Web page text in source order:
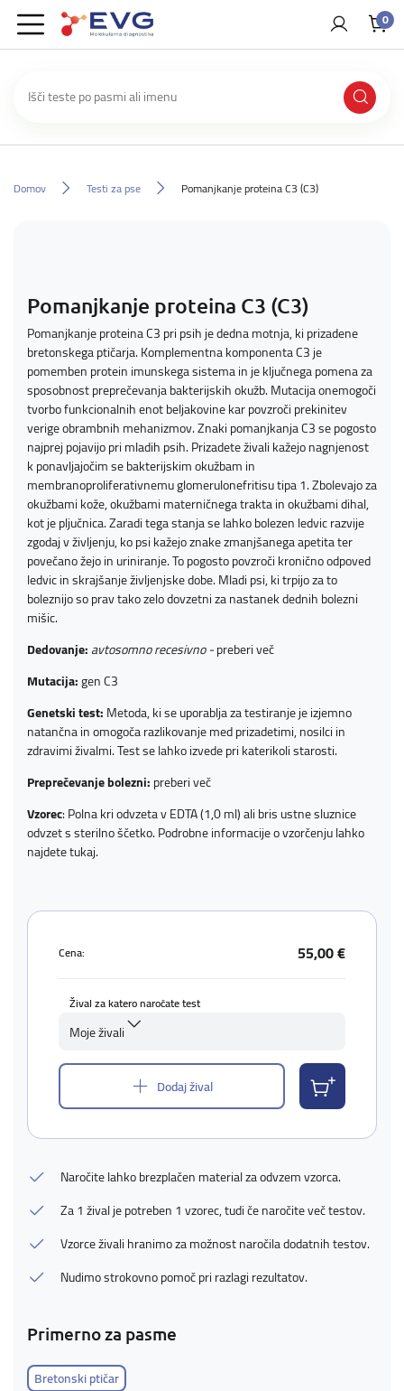
0
Domov Testi za pse Pomanjkanje proteina C3 (C3)
Pomanjkanje proteina C3 (C3)
Pomanjkanje proteina C3 pri psih je dedna motnja, ki prizadene
bretonskega ptičarja. Komplementna komponenta C3 je
pomemben protein imunskega sistema in je ključnega pomena za
sposobnost preprečevanja bakterijskih okužb. Mutacija onemogoči
tvorbo funkcionalnih enot beljakovine kar povzroči prekinitev
verige obrambnih mehanizmov. Znaki pomanjkanja C3 se pogosto
najprej pojavijo pri mladih psih. Prizadete živali kažejo nagnjenost
k ponavljajočim se bakterijskim okužbam in
membranoproliferativnemu glomerulonefritisu tipa 1. Zbolevajo za
okužbami kože, okužbami materničnega trakta in okužbami dihal,
kot je pljučnica. Zaradi tega stanja se lahko bolezen ledvic razvije
zgodaj v življenju, ko psi kažejo znake zmanjšanega apetita ter
povečano žejo in uriniranje. To pogosto povzroči kronično odpoved
ledvic in skrajšanje življenjske dobe. Mladi psi, ki trpijo za to
boleznijo so prav tako zelo dovzetni za nastanek dednih bolezni
mišic.
Dedovanje:avtosomno recesivno -preberi več
Mutacija:gen C3
Genetski test:Metoda, ki se uporablja za testiranje je izjemno
natančna in omogoča razlikovanje med prizadetimi, nosilci in
zdravimi živalmi. Test se lahko izvede pri katerikoli starosti.
Preprečevanje bolezni:preberi več
Vzorec: Polna kri odvzeta v EDTA (1,0 ml) ali bris ustne sluznice
odvzet s sterilno ščetko. Podrobne informacije o vzorčenju lahko
najdetetukaj.
Cena: 55,00 €
Žival za katero naročate test
Moje živali
Dodaj žival
Naročite lahko brezplačen material za odvzem vzorca.
Za 1 žival je potreben 1 vzorec, tudi če naročite več testov.
Vzorce živali hranimo za možnost naročila dodatnih testov.
Nudimo strokovno pomoč pri razlagi rezultatov.
Primerno za pasme
Bretonski ptičar